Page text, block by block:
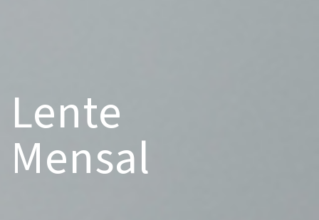
Lente
Mensal